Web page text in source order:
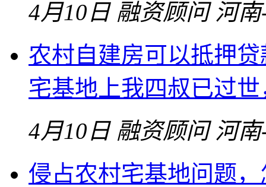
4月10日 融资顾问 河
农村自建房可以抵押
宅基地上我四叔已过
4月10日 融资顾问 河
侵占农村宅基地问题